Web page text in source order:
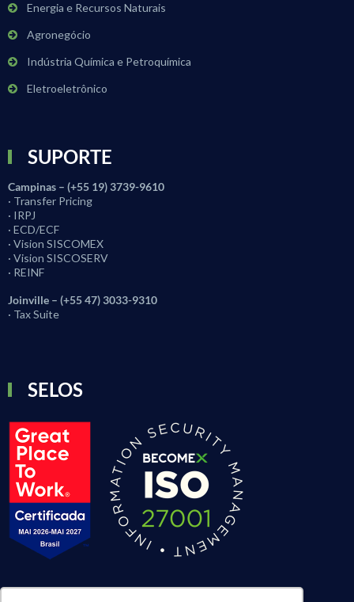
Energia e Recursos Naturais
Agronegócio
Indústria Química e Petroquímica
Eletroeletrônico
SUPORTE
Campinas – (+55 19) 3739-9610
· Transfer Pricing
· IRPJ
· ECD/ECF
· Vision SISCOMEX
· Vision SISCOSERV
· REINF
Joinville – (+55 47) 3033-9310
· Tax Suite
SELOS